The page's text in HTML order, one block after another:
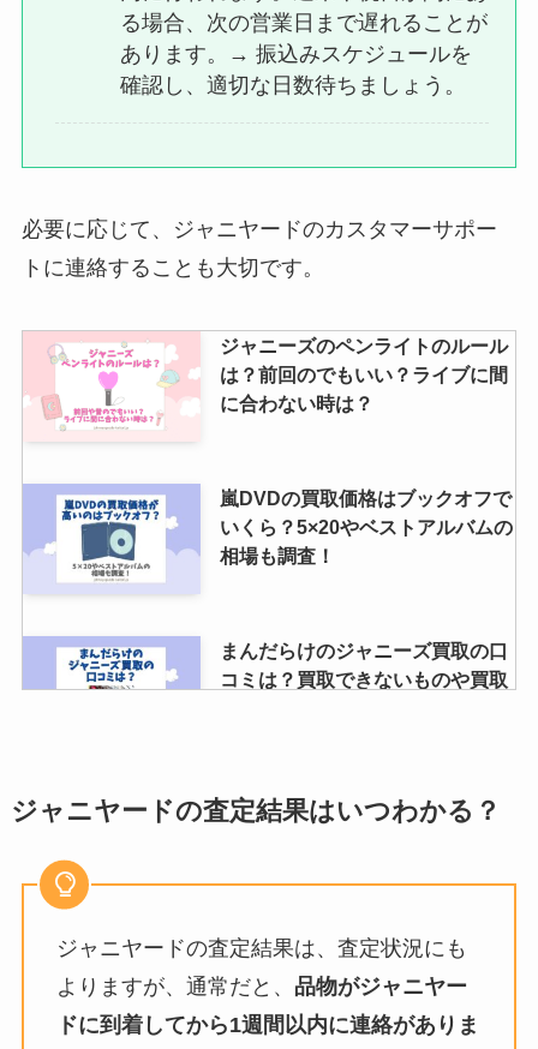
る？聖地やジャニランド・ジャニ
ーズグッズが買える場所調査
る場合、次の営業日まで遅れることが
あります。→ 振込みスケジュールを
確認し、適切な日数待ちましょう。
必要に応じて、ジャニヤードのカスタマーサポー
トに連絡することも大切です。
ジャニーズのペンライトのルール
は？前回のでもいい？ライブに間
に合わない時は？
嵐DVDの買取価格はブックオフで
いくら？5×20やベストアルバムの
相場も調査！
まんだらけのジャニーズ買取の口
コミは？買取できないものや買取
ゴゴキのメンバーを一覧で紹介！
ジャニーズライブに同行者が行け
なくなったら1人でも入れる？変
更期限や手続きは？
ジャニヤードの査定結果はいつわかる？
ジャニヤードの査定結果は、査定状況にも
よりますが、通常だと、 品物がジャニヤー
ドに到着してから1週間以内に連絡がありま